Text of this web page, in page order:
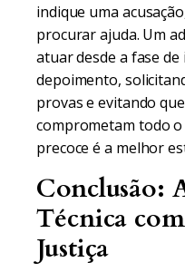
indique uma
procurar ajuda. Um
atuar desde a fase
depoimento,
provas e evitando
comprometam todo o
precoce é a melhor
Conclusão:
Técnica
Justiça